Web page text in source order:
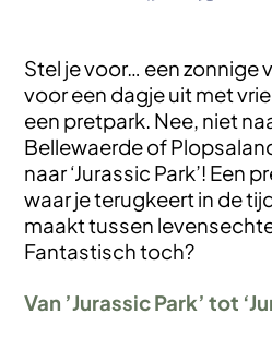
Stel je voor… een zonnige
voor een dagje uit met
een pretpark. Nee, niet
Bellewaerde of
naar ‘Jurassic Park’! Een
waar je terugkeert in de
maakt tussen
Fantastisch toch?
Van ’Jurassic Park’ tot